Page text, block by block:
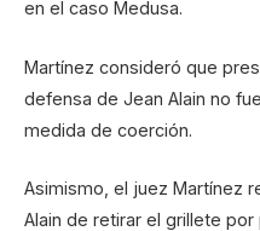
en el caso Medusa.
Martínez consideró que
defensa de Jean Alain no
medida de coerción.
Asimismo, el juez Martínez
Alain de retirar el grillete